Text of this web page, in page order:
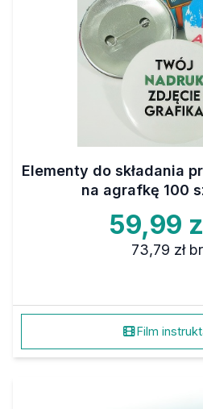
Elementy do składania
na agrafkę 100
59,99
73,79 zł
Film